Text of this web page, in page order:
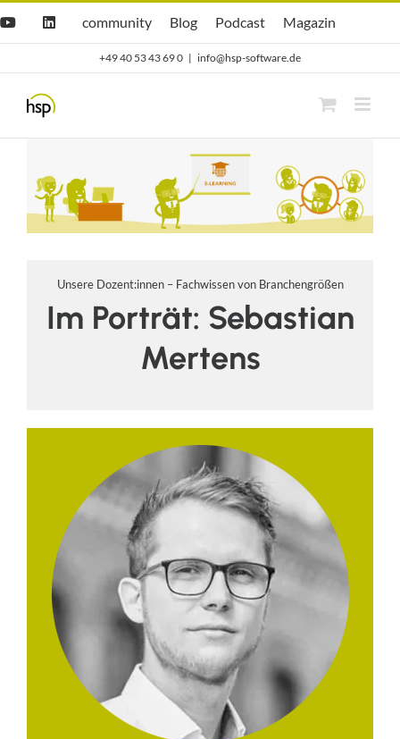
YouTubeLinkedIn
Hsp
community
community
hsp
Blog
Blog Opti.Cast
Podcast Opti.Mag
Magazin
+49 40 53 43 69 0 | info@hsp-software.de
Unsere Dozent:innen – Fachwissen von Branchengrößen
Im Porträt: Sebastian
Mertens